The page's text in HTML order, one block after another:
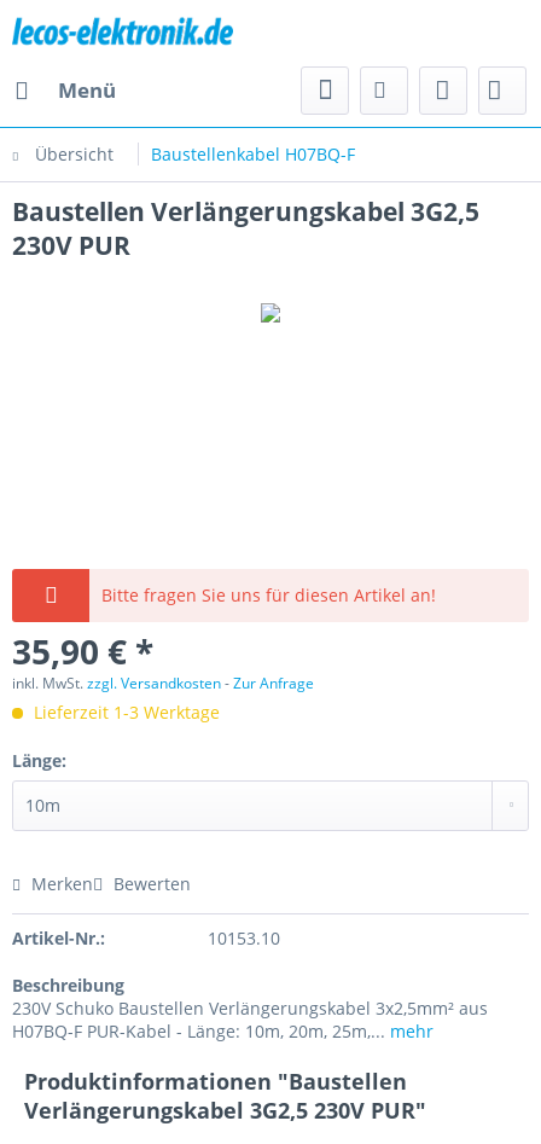
Menü
Übersicht Baustellenkabel H07BQ-F
Baustellen Verlängerungskabel 3G2,5
230V PUR
Bitte fragen Sie uns für diesen Artikel an!
35,90 € *
inkl. MwSt.zzgl. Versandkosten-Zur Anfrage
Lieferzeit 1-3 Werktage
Länge:
Merken Bewerten
Artikel-Nr.: 10153.10
Beschreibung
230V Schuko Baustellen Verlängerungskabel 3x2,5mm² aus
H07BQ-F PUR-Kabel - Länge: 10m, 20m, 25m,... mehr
Produktinformationen "Baustellen
Verlängerungskabel 3G2,5 230V PUR"